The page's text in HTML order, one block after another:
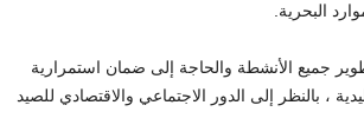
البحرية.
جميع الأنشطة والحاجة إلى ضمان استمرارية
، بالنظر إلى الدور الاجتماعي والاقتصادي للصيد